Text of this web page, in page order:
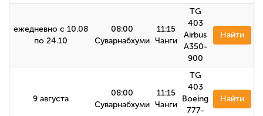
ежедневно с 10.08
по 24.10
08:00
Суварнабхуми
11:15
Чанги
TG
403
Airbus
A350-
900
Найти
9 августа
08:00
Суварнабхуми
11:15
Чанги
TG
403
Boeing
777-
Найти